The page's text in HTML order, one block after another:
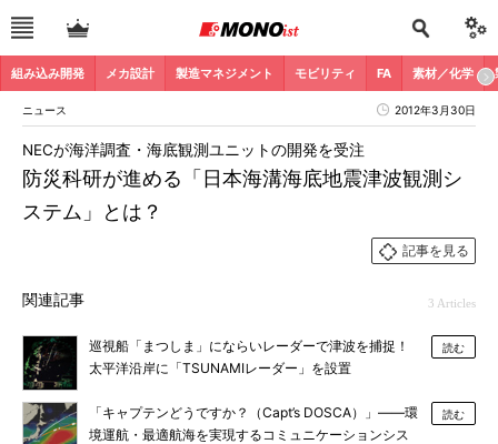
組み込み開発 メカ設計 製造マネジメント モビリティ FA 素材／化学
ニュース 2012年3月30日
防災科研が進める「日本海溝海底地震津波観測シ
ステム」とは？
NECが海洋調査・海底観測ユニットの開発を受注
記事を見る
関連記事 3 Articles
巡視船「まつしま」にならいレーダーで津波を捕捉！
太平洋沿岸に「TSUNAMIレーダー」を設置
読む
「キャプテンどうですか？（Capt’s DOSCA）」――環
境運航・最適航海を実現するコミュニケーションシス
読む